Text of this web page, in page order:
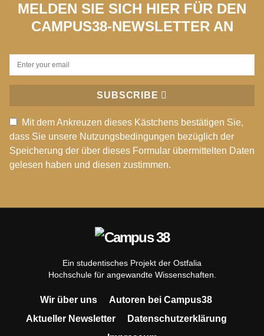
MELDEN SIE SICH HIER FÜR DEN
CAMPUS38-NEWSLETTER AN
SUBSCRIBE
Mit dem Ankreuzen dieses Kästchens bestätigen Sie,
dass Sie unsere Nutzungsbedingungen bezüglich der
Speicherung der über dieses Formular übermittelten Daten
gelesen haben und diesen zustimmen.
Ein studentisches Projekt der Ostfalia
Hochschule für angewandte Wissenschaften.
Wir über uns
Autoren bei Campus38
Aktueller Newsletter
Datenschutzerklärung